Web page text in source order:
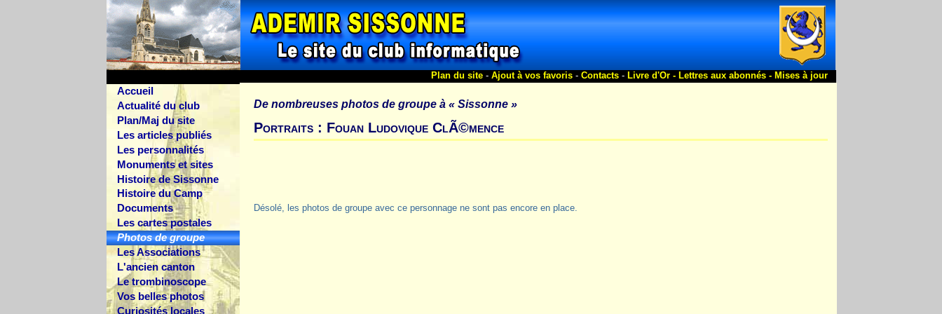
Accueil
Actualité du club
Plan/Maj du site
Les articles publiés
Les personnalités
Monuments et sites
Histoire de Sissonne
Histoire du Camp
Documents
Les cartes postales
Photos de groupe
Les Associations
L'ancien canton
Le trombinoscope
Vos belles photos
Curiosités locales
Plan du site- Ajout à vos favoris- Contacts- Livre d'Or - Lettres aux abonnés - Mises à jour
De nombreuses photos de groupe à « Sissonne »
Portraits : Fouan Ludovique ClÃ©mence
Désolé, les photos de groupe avec ce personnage ne sont pas encore en place.